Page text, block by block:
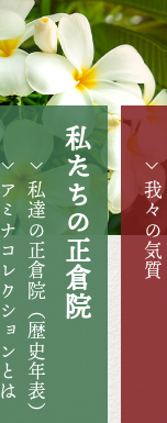
私たちの正倉院
私達の正倉院（歴史年表）
アミナコレクションとは 我々の気質